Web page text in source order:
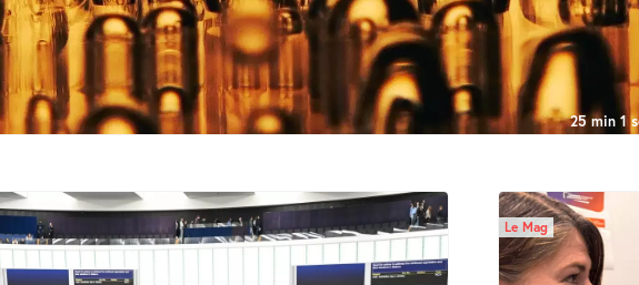
25 min 1
Le Mag